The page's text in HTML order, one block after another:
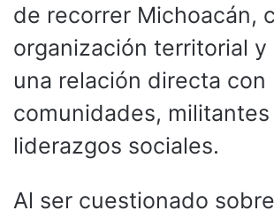
de recorrer Michoacán,
organización territorial y
una relación directa con
comunidades, militantes
liderazgos sociales.
Al ser cuestionado